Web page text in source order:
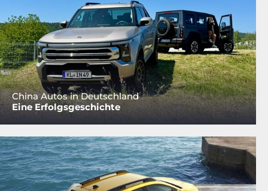
China Autos in Deutschland
Eine Erfolgsgeschichte